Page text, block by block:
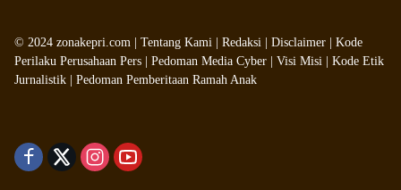
© 2024 zonakepri.com | Tentang Kami Redaksi Disclaimer
Kode
Perilaku Perusahaan Pers
Pedoman Media Cyber Visi Misi
Kode Etik
Jurnalistik
Pedoman Pemberitaan Ramah Anak